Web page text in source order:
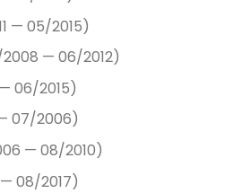
— 05/2015)
— 06/2012)
06/2015)
07/2006)
— 08/2010)
08/2017)